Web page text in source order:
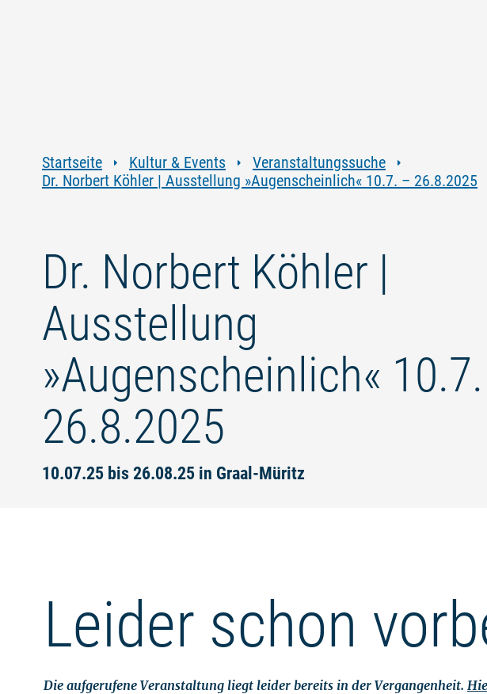
Startseite Kultur & Events
Veranstaltungssuche
Dr. Norbert Köhler | Ausstellung »Augenscheinlich« 10.7. – 26.8.2025
Dr. Norbert Köhler |
Ausstellung
»Augenscheinlich«
26.8.2025
10.07.25 bis 26.08.25 in Graal-Müritz
Leider schon
Die aufgerufene Veranstaltung liegt leider bereits in der Vergangenheit.